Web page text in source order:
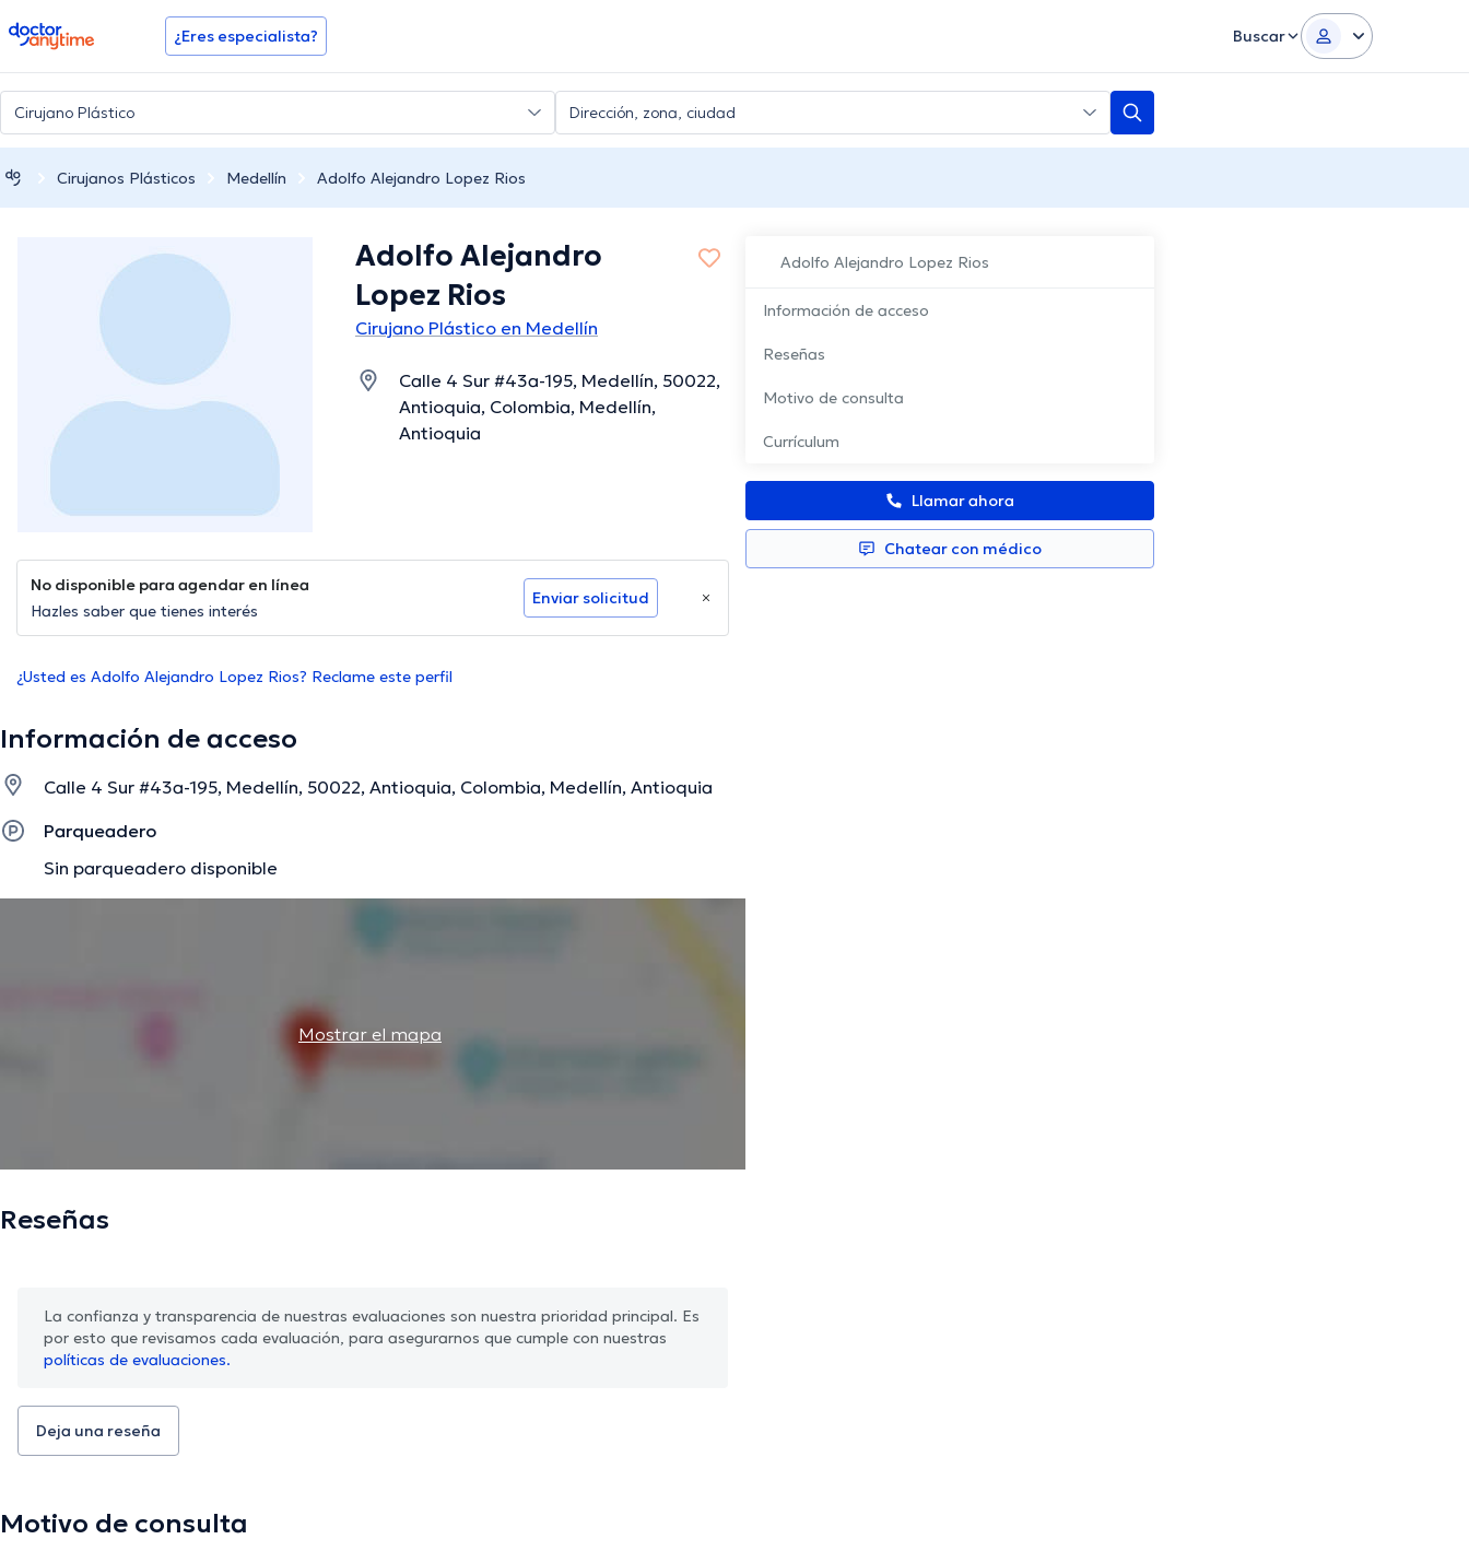
doctoranytime ¿Eres especialista? Buscar
Cirujanos Plásticos Medellín Adolfo Alejandro Lopez Rios
Adolfo Alejandro Lopez Rios
Información de acceso
Reseñas
Motivo de consulta
Currículum
Llamar ahora
Chatear con médico
Adolfo Alejandro
Lopez Rios
Cirujano Plástico en Medellín
Calle 4 Sur #43a-195, Medellín, 50022,
Antioquia, Colombia, Medellín,
Antioquia
No disponible para agendar en línea
Hazles saber que tienes interés
Enviar solicitud
¿Usted es Adolfo Alejandro Lopez Rios? Reclame este perfil
Información de acceso
Calle 4 Sur #43a-195, Medellín, 50022, Antioquia, Colombia, Medellín, Antioquia
Parqueadero
Sin parqueadero disponible
Mostrar el mapa
Reseñas
La confianza y transparencia de nuestras evaluaciones son nuestra prioridad principal. Es
por esto que revisamos cada evaluación, para asegurarnos que cumple con nuestras
políticas de evaluaciones.
Deja una reseña
Motivo de consulta